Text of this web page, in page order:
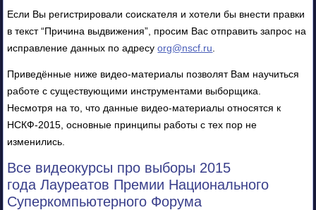
Если Вы регистрировали соискателя и хотели бы внести правки
в текст “Причина выдвижения”, просим Вас отправить запрос на
исправление данных по адресуorg@nscf.ru
Приведённые ниже видео-материалы позволят Вам научиться
работе с существующими инструментами выборщика.
Несмотря на то, что данные видео-материалы относятся к
НСКФ-2015, основные принципы работы с тех пор не
изменились.
Все видеокурсы про выборы 2015
года Лауреатов Премии Национального
Суперкомпьютерного Форума